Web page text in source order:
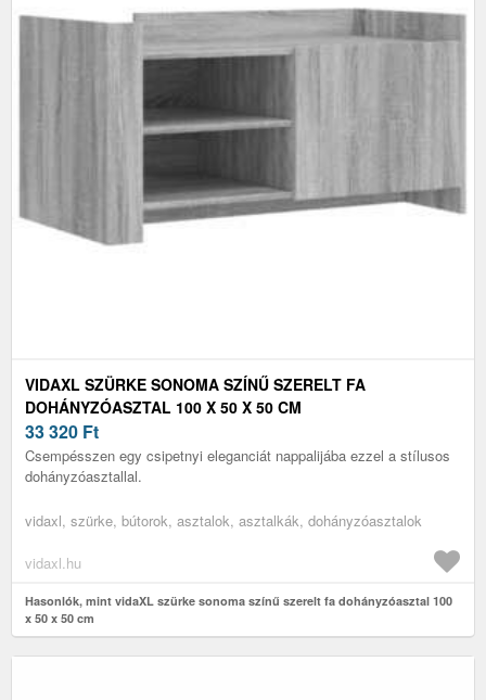
VIDAXL SZÜRKE SONOMA SZÍNŰ SZERELT FA
DOHÁNYZÓASZTAL 100 X 50 X 50 CM
33 320 Ft
Csempésszen egy csipetnyi eleganciát nappalijába ezzel a stílusos
dohányzóasztallal.
vidaxl, szürke, bútorok, asztalok, asztalkák, dohányzóasztalok
vidaxl.hu
Hasonlók, mint vidaXL szürke sonoma színű szerelt fa dohányzóasztal 100
x 50 x 50 cm